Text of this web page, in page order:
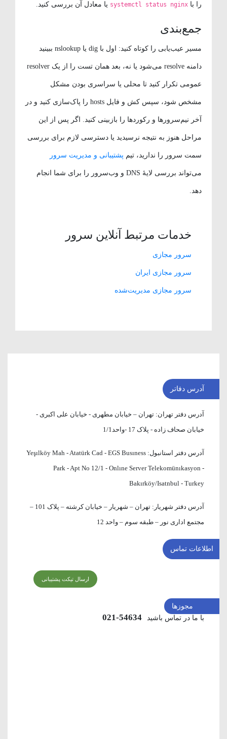
را با systemctl status nginx یا معادل آن بررسی کنید.
جمع‌بندی
مسیر عیب‌یابی را کوتاه کنید: اول با dig یا nslookup ببینید
دامنه resolve می‌شود یا نه، بعد همان تست را از یک resolver
عمومی تکرار کنید تا محلی یا سراسری بودن مشکل
مشخص شود، سپس کش و فایل hosts را پاک‌سازی کنید و در
آخر نیم‌سرورها و رکوردها را بازبینی کنید. اگر پس از این
مراحل هنوز به نتیجه نرسیدید یا دسترسی لازم برای بررسی
سمت سرور را ندارید، تیم پشتیبانی و مدیریت سرور
می‌تواند بررسی لایهٔ DNS و وب‌سرور را برای شما انجام
دهد.
خدمات مرتبط آنلاین سرور
سرور مجازی
سرور مجازی ایران
سرور مجازی مدیریت‌شده
آدرس دفاتر
آدرس دفتر تهران: تهران – خیابان مطهری - خیابان علی اکبری -
خیابان صحاف زاده - پلاک 17 -واحد1/1
آدرس دفتر استانبول: Yeşılköy Mah - Atatürk Cad - EGS Busıness
Park - Apt No 12/1 - Onlıne Server Telekomünıkasyon -
Bakırköy/Isatnbul - Turkey
آدرس دفتر شهریار:
تهران – شهریار – خیابان کرشته – پلاک 101 –
مجتمع اداری نور – طبقه سوم – واحد 12
اطلاعات تماس
ارسال تیکت پشتیبانی
با ما در تماس باشید 54634-021
مجوزها